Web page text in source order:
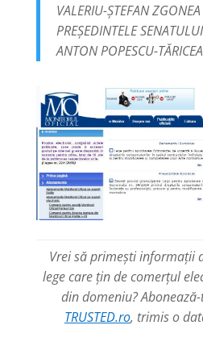
VALERIU-ŞTEFAN ZGONEA
PREŞEDINTELE
ANTON POPESCU-
Vrei să primești informații
lege care țin de comerțul
din domeniu?
TRUSTED.ro, trimis o